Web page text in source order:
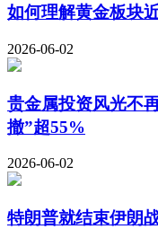
如何理解黄金板块
2026-06-02
贵金属投资风光不
撤”超55%
2026-06-02
特朗普就结束伊朗